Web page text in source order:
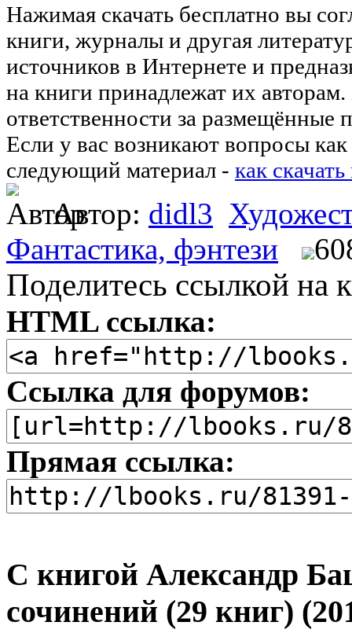
Нажимая скачать бесплатно вы
книги, журналы и другая
источников в Интернете и
на книги принадлежат их
ответственности за размещённые
Если у вас возникают вопросы как
следующий материал - как
Автор: didl3
Фантастика, фэнтези
Поделитесь ссылкой на
HTML ссылка:
Ссылка для форумов:
Прямая ссылка:
С книгой Александр
сочинений (29 книг)